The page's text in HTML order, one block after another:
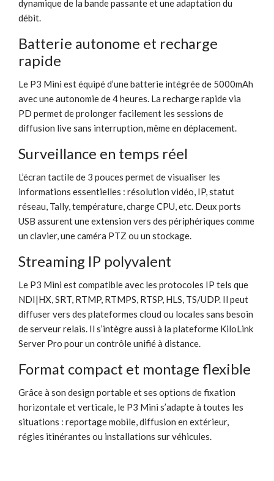
dynamique de la bande passante et une adaptation du
débit.
Batterie autonome et recharge
rapide
Le P3 Mini est équipé d’une batterie intégrée de 5000mAh
avec une autonomie de 4 heures. La recharge rapide via
PD permet de prolonger facilement les sessions de
diffusion live sans interruption, même en déplacement.
Surveillance en temps réel
L’écran tactile de 3 pouces permet de visualiser les
informations essentielles : résolution vidéo, IP, statut
réseau, Tally, température, charge CPU, etc. Deux ports
USB assurent une extension vers des périphériques comme
un clavier, une caméra PTZ ou un stockage.
Streaming IP polyvalent
Le P3 Mini est compatible avec les protocoles IP tels que
NDI|HX, SRT, RTMP, RTMPS, RTSP, HLS, TS/UDP. Il peut
diffuser vers des plateformes cloud ou locales sans besoin
de serveur relais. Il s’intègre aussi à la plateforme KiloLink
Server Pro pour un contrôle unifié à distance.
Format compact et montage flexible
Grâce à son design portable et ses options de fixation
horizontale et verticale, le P3 Mini s’adapte à toutes les
situations : reportage mobile, diffusion en extérieur,
régies itinérantes ou installations sur véhicules.